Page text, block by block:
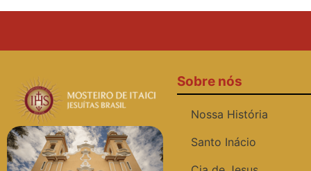
Sobre nós
Nossa História
Santo Inácio